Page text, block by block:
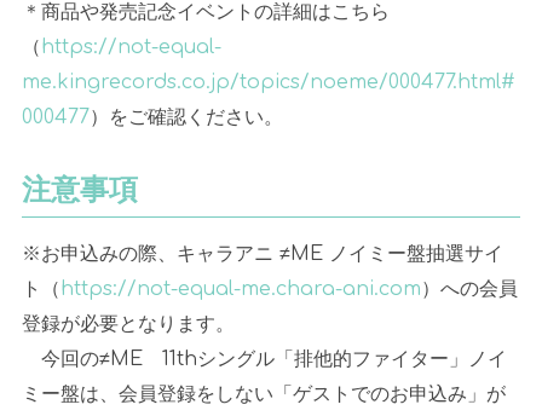
＊商品や発売記念イベントの詳細はこちら
（https://not-equal-
me.kingrecords.co.jp/topics/noeme/000477.html#
000477）をご確認ください。
注意事項
※お申込みの際、キャラアニ ≠ME ノイミー盤抽選サイ
ト（https://not-equal-me.chara-ani.com）への会員
登録が必要となります。
今回の≠ME
11thシングル「排他的ファイター」ノイ
ミー盤は、会員登録をしない「ゲストでのお申込み」が